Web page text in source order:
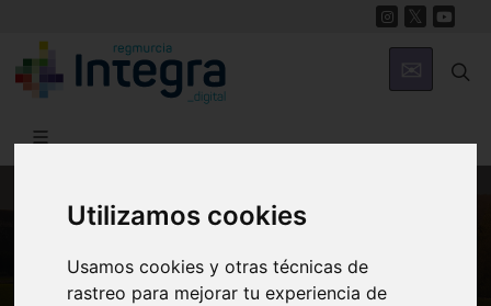
Utilizamos cookies
Usamos cookies y otras técnicas de
rastreo para mejorar tu experiencia de
Valentín